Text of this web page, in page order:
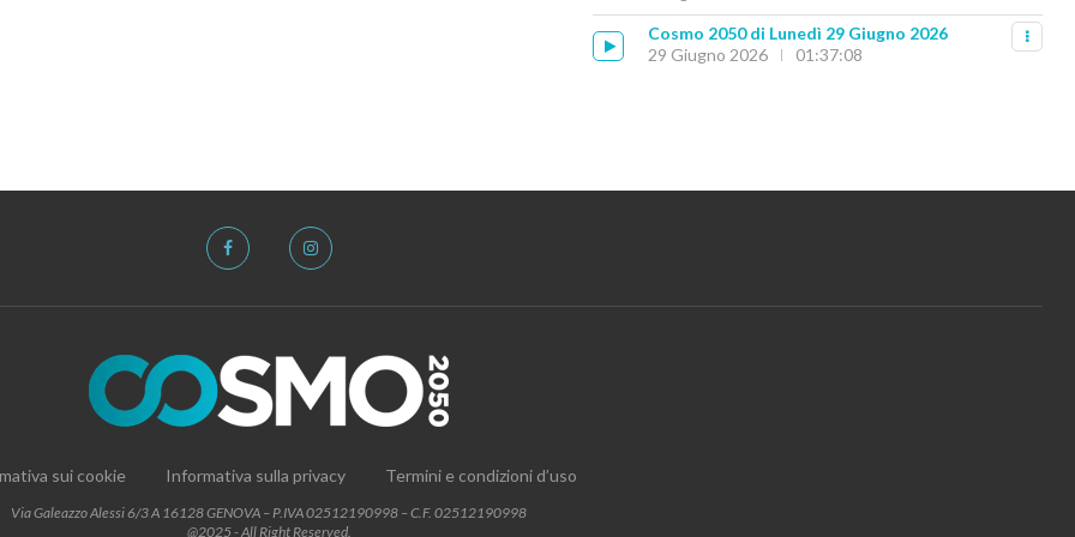
Cosmo 2050 di Lunedì 29 Giugno 2026
29 Giugno 2026
01:37:08
sui cookie Informativa sulla privacy Termini e condizioni d’uso
Via Galeazzo Alessi 6/3 A 16128 GENOVA – P.IVA 02512190998 – C.F. 02512190998
@2025 - All Right Reserved.